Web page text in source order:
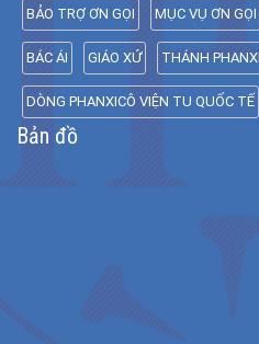
BẢO TRỢ ƠN GỌI MỤC VỤ ƠN GỌI
BÁC ÁI GIÁO XỨ THÁNH
DÒNG PHANXICÔ VIỆN TU QUỐC TẾ
Bản đồ